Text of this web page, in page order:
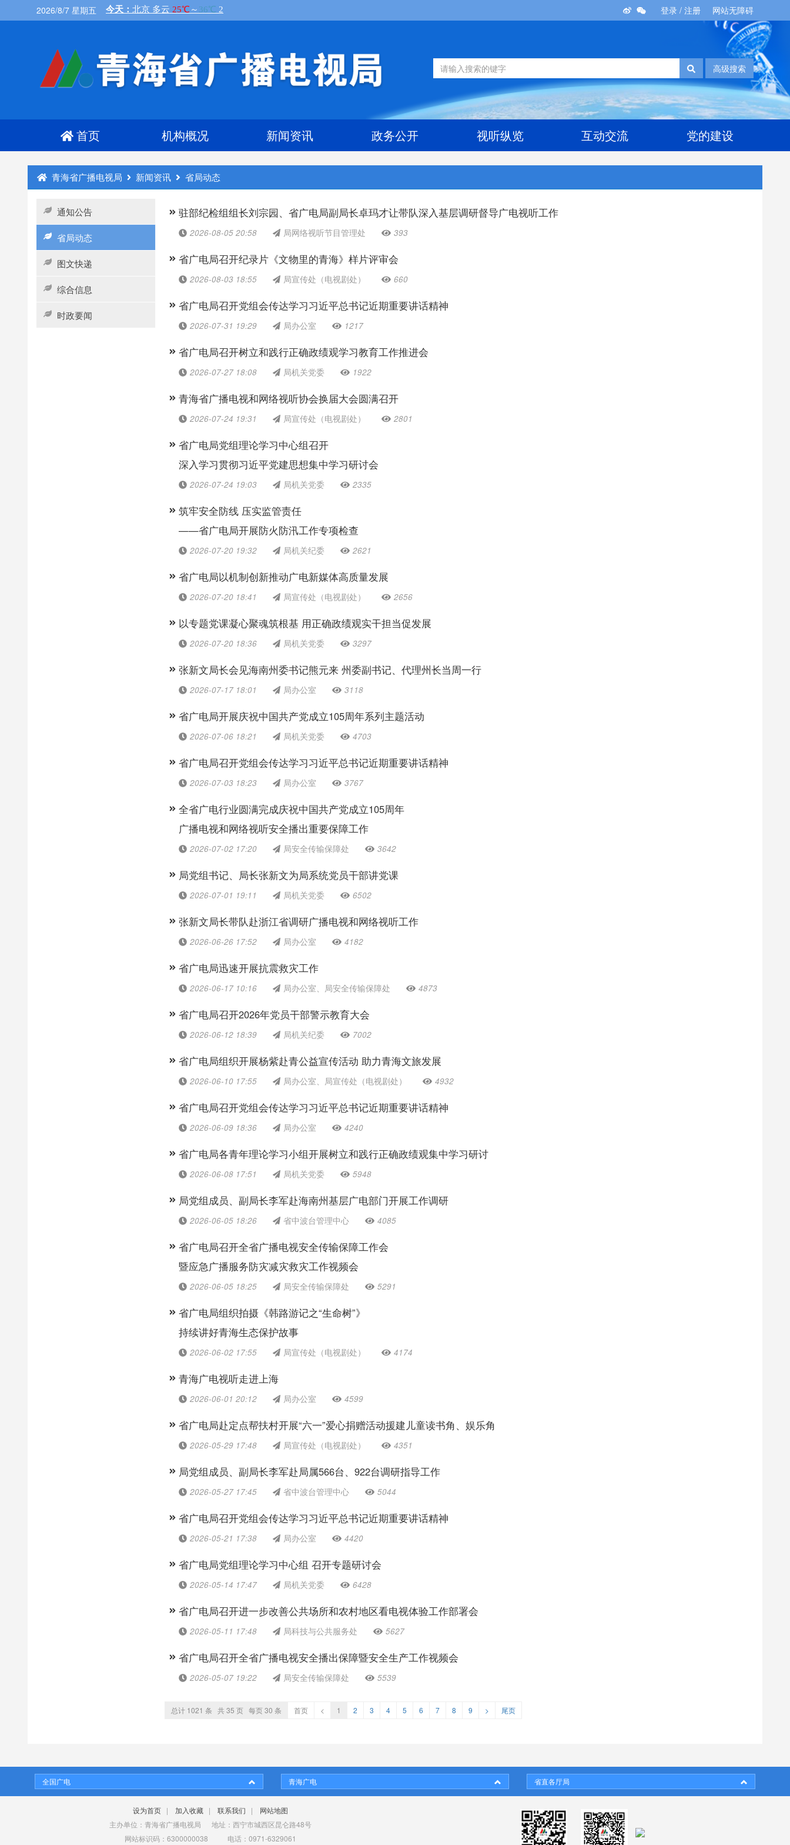
2026/8/7 星期五 登录 / 注册 网站无障碍
高级搜索
首页 机构概况 新闻资讯 政务公开 视听纵览 互动交流 党的建设
青海省广播电视局 新闻资讯 省局动态
通知公告
省局动态
图文快递
综合信息
时政要闻
驻部纪检组组长刘宗园、省广电局副局长卓玛才让带队深入基层调研督导广电视听工作
2026-08-05 20:58 局网络视听节目管理处 393
省广电局召开纪录片《文物里的青海》样片评审会
2026-08-03 18:55 局宣传处（电视剧处） 660
省广电局召开党组会传达学习习近平总书记近期重要讲话精神
2026-07-31 19:29 局办公室 1217
省广电局召开树立和践行正确政绩观学习教育工作推进会
2026-07-27 18:08 局机关党委 1922
青海省广播电视和网络视听协会换届大会圆满召开
2026-07-24 19:31 局宣传处（电视剧处） 2801
省广电局党组理论学习中心组召开
深入学习贯彻习近平党建思想集中学习研讨会
2026-07-24 19:03 局机关党委 2335
筑牢安全防线 压实监管责任
——省广电局开展防火防汛工作专项检查
2026-07-20 19:32 局机关纪委 2621
省广电局以机制创新推动广电新媒体高质量发展
2026-07-20 18:41 局宣传处（电视剧处） 2656
以专题党课凝心聚魂筑根基 用正确政绩观实干担当促发展
2026-07-20 18:36 局机关党委 3297
张新文局长会见海南州委书记熊元来 州委副书记、代理州长当周一行
2026-07-17 18:01 局办公室 3118
省广电局开展庆祝中国共产党成立105周年系列主题活动
2026-07-06 18:21 局机关党委 4703
省广电局召开党组会传达学习习近平总书记近期重要讲话精神
2026-07-03 18:23 局办公室 3767
全省广电行业圆满完成庆祝中国共产党成立105周年
广播电视和网络视听安全播出重要保障工作
2026-07-02 17:20 局安全传输保障处 3642
局党组书记、局长张新文为局系统党员干部讲党课
2026-07-01 19:11 局机关党委 6502
张新文局长带队赴浙江省调研广播电视和网络视听工作
2026-06-26 17:52 局办公室 4182
省广电局迅速开展抗震救灾工作
2026-06-17 10:16 局办公室、局安全传输保障处 4873
省广电局召开2026年党员干部警示教育大会
2026-06-12 18:39 局机关纪委 7002
省广电局组织开展杨紫赴青公益宣传活动 助力青海文旅发展
2026-06-10 17:55 局办公室、局宣传处（电视剧处） 4932
省广电局召开党组会传达学习习近平总书记近期重要讲话精神
2026-06-09 18:36 局办公室 4240
省广电局各青年理论学习小组开展树立和践行正确政绩观集中学习研讨
2026-06-08 17:51 局机关党委 5948
局党组成员、副局长李军赴海南州基层广电部门开展工作调研
2026-06-05 18:26 省中波台管理中心 4085
省广电局召开全省广播电视安全传输保障工作会
暨应急广播服务防灾减灾救灾工作视频会
2026-06-05 18:25 局安全传输保障处 5291
省广电局组织拍摄《韩路游记之“生命树”》
持续讲好青海生态保护故事
2026-06-02 17:55 局宣传处（电视剧处） 4174
青海广电视听走进上海
2026-06-01 20:12 局办公室 4599
省广电局赴定点帮扶村开展“六一”爱心捐赠活动援建儿童读书角、娱乐角
2026-05-29 17:48 局宣传处（电视剧处） 4351
局党组成员、副局长李军赴局属566台、922台调研指导工作
2026-05-27 17:45 省中波台管理中心 5044
省广电局召开党组会传达学习习近平总书记近期重要讲话精神
2026-05-21 17:38 局办公室 4420
省广电局党组理论学习中心组 召开专题研讨会
2026-05-14 17:47 局机关党委 6428
省广电局召开进一步改善公共场所和农村地区看电视体验工作部署会
2026-05-11 17:48 局科技与公共服务处 5627
省广电局召开全省广播电视安全播出保障暨安全生产工作视频会
2026-05-07 19:22 局安全传输保障处 5539
总计 1021 条 共 35 页 每页 30 条 首页 < 1 2 3 4 5 6 7 8 9 > 尾页
全国广电 青海广电 省直各厅局
设为首页 | 加入收藏 | 联系我们 | 网站地图
主办单位：青海省广播电视局 地址：西宁市城西区昆仑路48号
网站标识码：6300000038 电话：0971-6329061